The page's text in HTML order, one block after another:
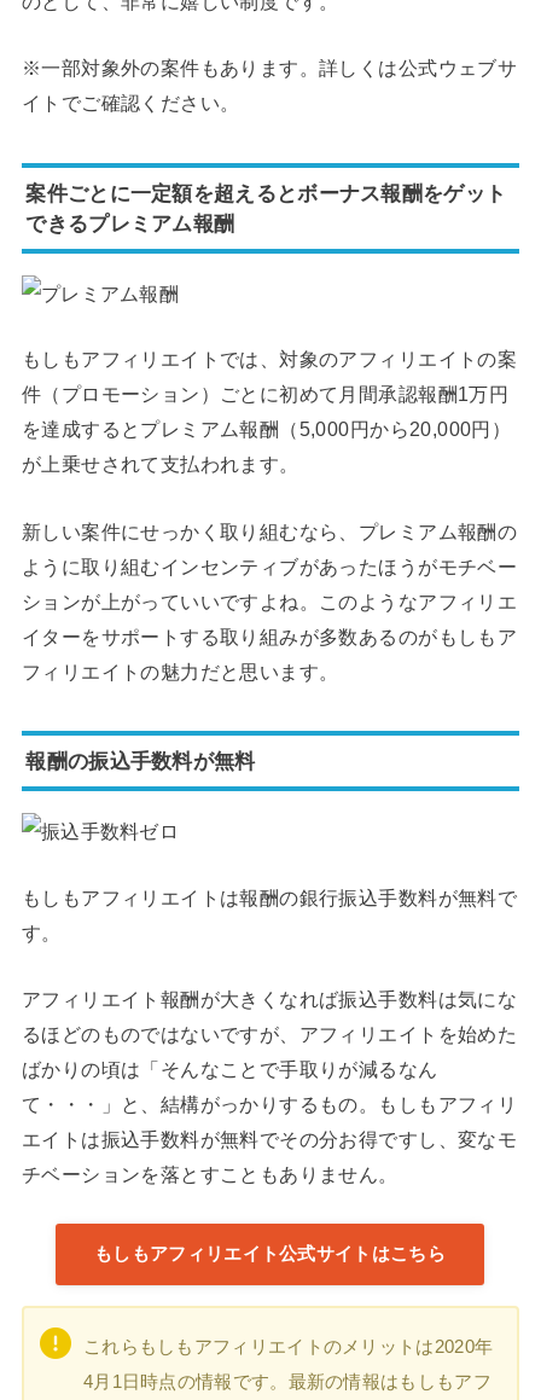
※一部対象外の案件もあります。詳しくは公式ウェブサ
イトでご確認ください。
案件ごとに一定額を超えるとボーナス報酬をゲット
できるプレミアム報酬
もしもアフィリエイトでは、対象のアフィリエイトの案
件（プロモーション）ごとに初めて月間承認報酬1万円
を達成するとプレミアム報酬（5,000円から20,000円）
が上乗せされて支払われます。
新しい案件にせっかく取り組むなら、プレミアム報酬の
ように取り組むインセンティブがあったほうがモチベー
ションが上がっていいですよね。このようなアフィリエ
イターをサポートする取り組みが多数あるのがもしもア
フィリエイトの魅力だと思います。
報酬の振込手数料が無料
もしもアフィリエイトは報酬の銀行振込手数料が無料で
す。
アフィリエイト報酬が大きくなれば振込手数料は気にな
るほどのものではないですが、アフィリエイトを始めた
ばかりの頃は「そんなことで手取りが減るなん
て・・・」と、結構がっかりするもの。もしもアフィリ
エイトは振込手数料が無料でその分お得ですし、変なモ
チベーションを落とすこともありません。
もしもアフィリエイト公式サイトはこちら
これらもしもアフィリエイトのメリットは2020年
4月1日時点の情報です。最新の情報はもしもアフ